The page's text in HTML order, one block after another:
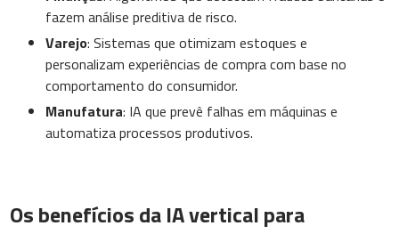
fazem análise preditiva de risco.
Varejo: Sistemas que otimizam estoques e
personalizam experiências de compra com base no
comportamento do consumidor.
Manufatura: IA que prevê falhas em máquinas e
automatiza processos produtivos.
Os benefícios da IA vertical para